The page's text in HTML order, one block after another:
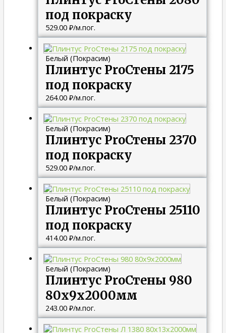
под покраску
529.00 ₽/м.пог.
Белый (Покрасим)
Плинтус ProСтены 2175
под покраску
264.00 ₽/м.пог.
Белый (Покрасим)
Плинтус ProСтены 2370
под покраску
529.00 ₽/м.пог.
Белый (Покрасим)
Плинтус ProСтены 25110
под покраску
414.00 ₽/м.пог.
Белый (Покрасим)
Плинтус ProСтены 980
80x9x2000мм
243.00 ₽/м.пог.